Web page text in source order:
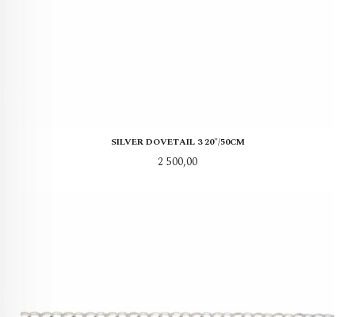
SILVER DOVETAIL 3 20"/50CM
Pris
2 500,00